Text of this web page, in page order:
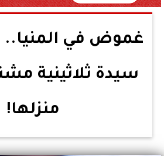
غموض في المنيا..
سيدة ثلاثينية
منزلها!